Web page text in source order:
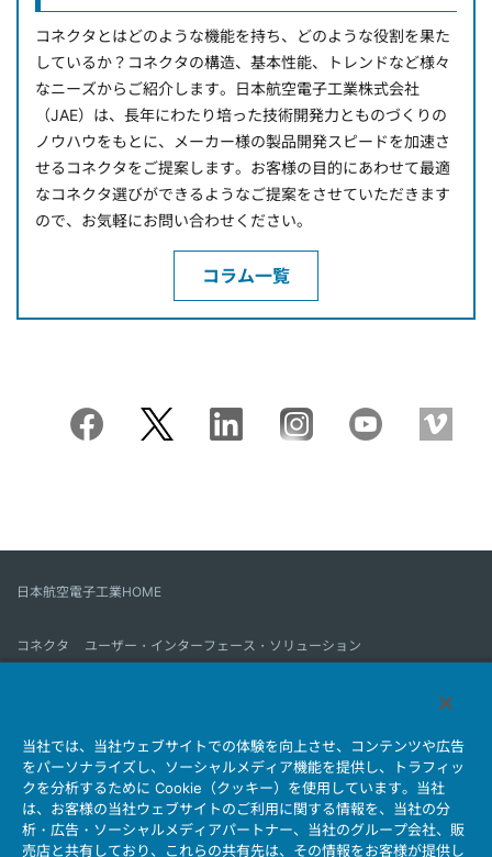
コネクタとはどのような機能を持ち、どのような役割を果た
しているか？コネクタの構造、基本性能、トレンドなど様々
なニーズからご紹介します。日本航空電子工業株式会社
（JAE）は、長年にわたり培った技術開発力とものづくりの
ノウハウをもとに、メーカー様の製品開発スピードを加速さ
せるコネクタをご提案します。お客様の目的にあわせて最適
なコネクタ選びができるようなご提案をさせていただきます
ので、お気軽にお問い合わせください。
コラム一覧
日本航空電子工業HOME
コネクタ
ユーザー・インターフェース・ソリューション
会社情報 サステナビリティ IR情報 採用情報
会社情報新着一覧
製品情報新着一覧
サイトマップ お問い合わせ
当社では、当社ウェブサイトでの体験を向上させ、コンテンツや広告
をパーソナライズし、ソーシャルメディア機能を提供し、トラフィッ
クを分析するために Cookie（クッキー）を使用しています。当社
は、お客様の当社ウェブサイトのご利用に関する情報を、当社の分
析・広告・ソーシャルメディアパートナー、当社のグループ会社、販
売店と共有しており、これらの共有先は、その情報をお客様が提供し